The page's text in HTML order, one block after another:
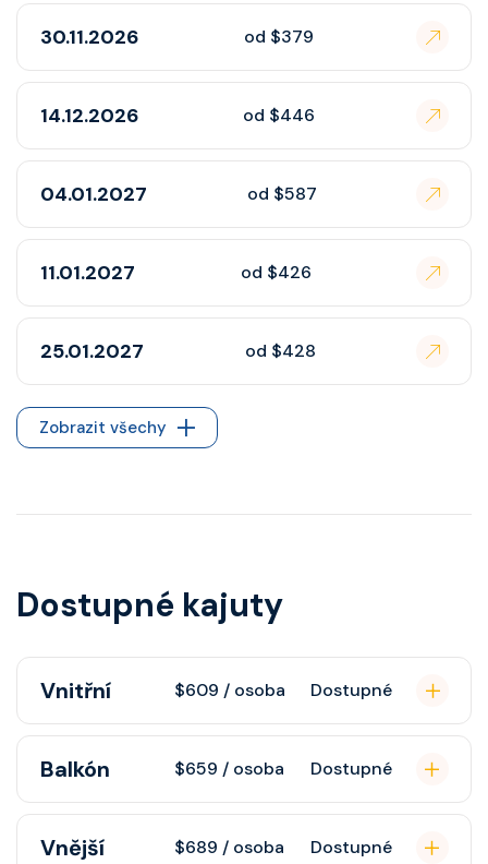
30.11.2026 od $379
14.12.2026 od $446
04.01.2027 od $587
11.01.2027 od $426
25.01.2027 od $428
Zobrazit všechy
Dostupné kajuty
Vnitřní $609 / osoba Dostupné
Vnitřní kajuta poskytuje pohovku,
sprchou, šatnu, nastavitelnou
klimatizaci, interaktivní TV, rádio,
Balkón $659 / osoba Dostupné
Kajuta s balkonem poskytuje
Vnější $689 / osoba Dostupné